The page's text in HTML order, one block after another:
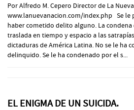
Por Alfredo M. Cepero Director de La
www.lanuevanacion.com/index.php Se le
haber cometido delito alguno. La
traslada en tiempo y espacio a las
dictaduras de América Latina. No se le ha
delinquido. Se le ha condenado por el s...
EL ENIGMA DE UN SUICIDA.